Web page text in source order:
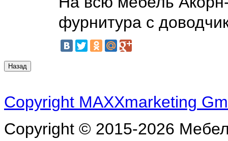
фурнитура с
Copyright MAXXmarketing
Copyright © 2015-2026